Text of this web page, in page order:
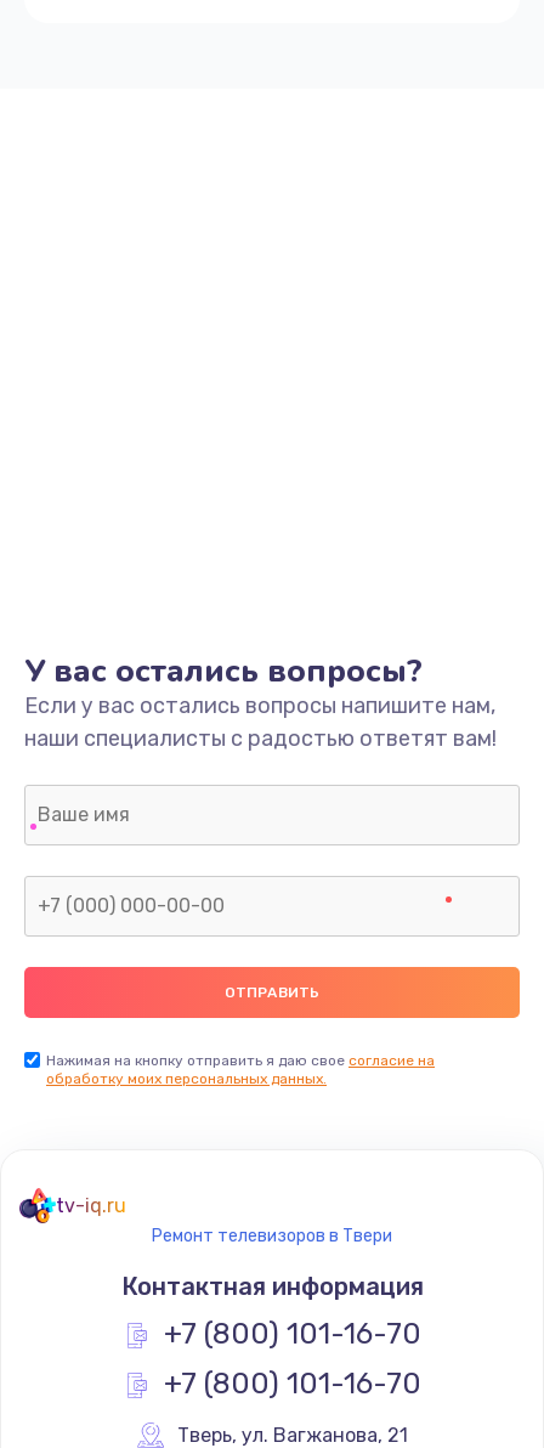
У вас остались вопросы?
Если у вас остались вопросы напишите нам,
наши специалисты с радостью ответят вам!
Нажимая на кнопку отправить я даю свое согласие на
обработку моих персональных данных.
tv-iq.ru
Ремонт телевизоров в Твери
Контактная информация
+7 (800) 101-16-70
+7 (800) 101-16-70
Тверь, ул. Вагжанова, 21